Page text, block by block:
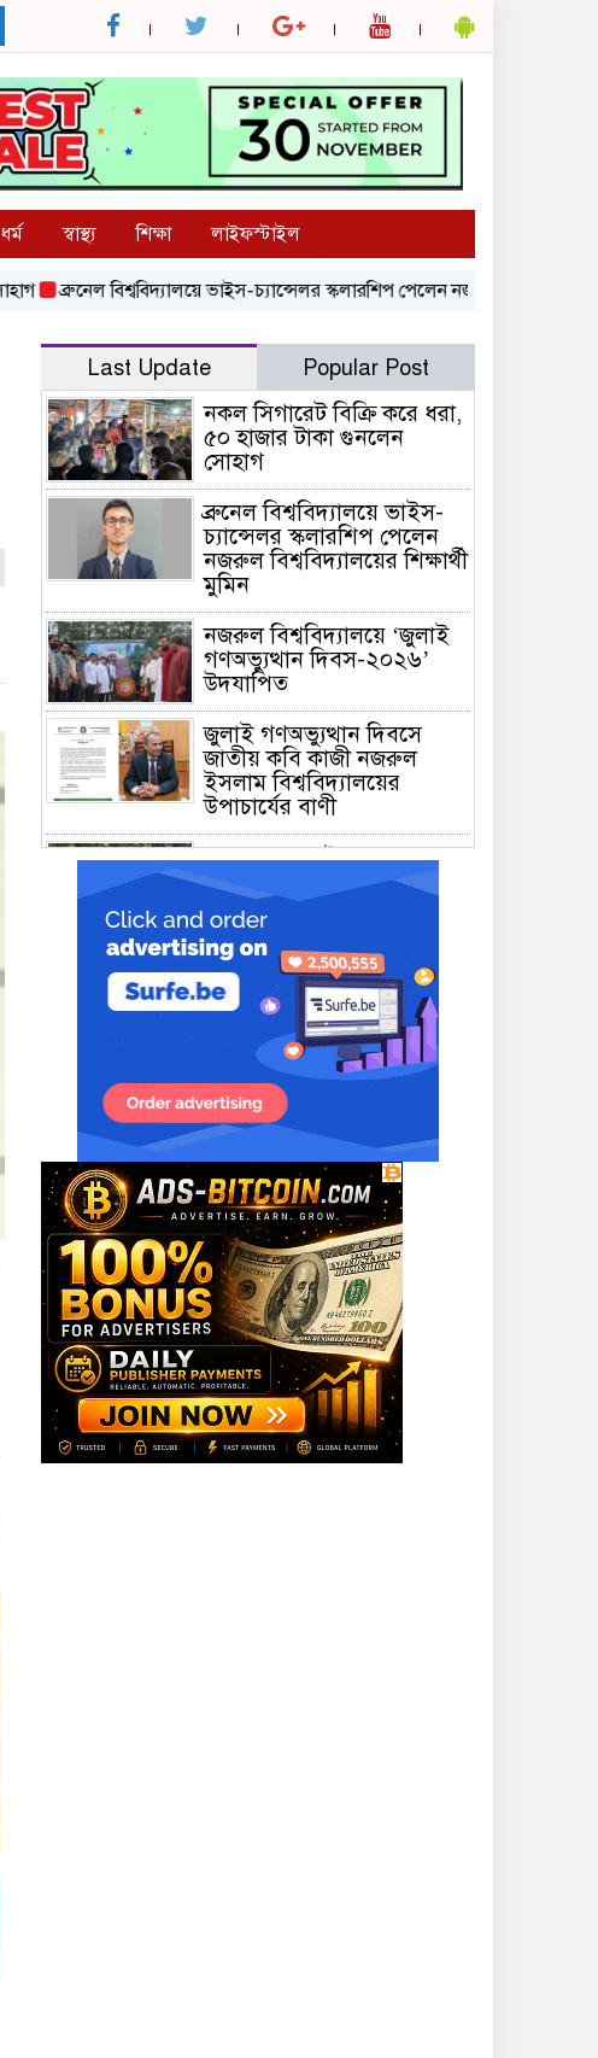
ধর্ম স্বাস্থ্য শিক্ষা লাইফস্টাইল
ব্রুনেল বিশ্ববিদ্যালয়ে ভাইস-চ্যান্সেলর স্কলারশিপ পেলেন নজরুল বিশ্ববিদ্যালয়ের
Last Update Popular Post
নকল সিগারেট বিক্রি করে ধরা,
৫০ হাজার টাকা গুনলেন
সোহাগ
ব্রুনেল বিশ্ববিদ্যালয়ে ভাইস-
চ্যান্সেলর স্কলারশিপ পেলেন
নজরুল বিশ্ববিদ্যালয়ের শিক্ষার্থী
মুমিন
নজরুল বিশ্ববিদ্যালয়ে ‘জুলাই
গণঅভ্যুত্থান দিবস-২০২৬’
উদযাপিত
জুলাই গণঅভ্যুত্থান দিবসে
জাতীয় কবি কাজী নজরুল
ইসলাম বিশ্ববিদ্যালয়ের
উপাচার্যের বাণী
গণভবনে জুলাই গণঅভ্যুত্থান
স্মৃতি জাদুঘরের যাত্রা শুরু
জুলাই আন্দোলন জনগণের,
কৃতিত্ব কোনো একক দলের নয়:
প্রধানমন্ত্রী
মালয়েশিয়ায় সহকর্মীদের
সংঘর্ষে ৩ বাংলাদেশি নিহত,
গ্রেপ্তার ১
শহীদের আত্মত্যাগে গড়া জাতীয়
ঐক্য রক্ষা করতে হবে :
প্রধানমন্ত্রী
সাভারে এমপি ও তাঁর স্ত্রীকে
শিক্ষাপ্রতিষ্ঠানের সভাপতি,
উঠেছে আইনি প্রশ্ন
নজরুল বিশ্ববিদ্যালয়ে ব্যবসায়
প্রশাসন অনুষদের গবেষণা
প্রকল্প ২০২৫-২৬ অর্থবছরের
সেমিনার